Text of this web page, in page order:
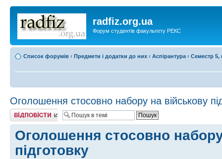
radfiz.org.ua
Форум студентів факультету РЕКС
Список форумів ‹ Предмети і додатки до них ‹ Аспірантура ‹ Семестр 5,
Оголошення стосовно набору на військову
Відповісти
Оголошення стосовно
підготовку